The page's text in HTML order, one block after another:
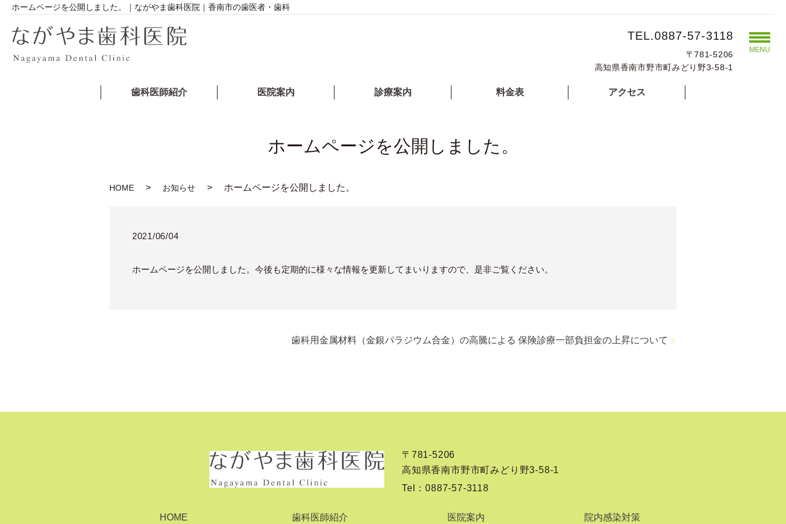
ホームページを公開しました。｜ながやま歯科医院｜香南市の歯医者・歯科
TEL.0887-57-3118
〒781-5206
高知県香南市野市町みどり野3-58-1
MENU
歯科医師紹介 医院案内 診療案内 料金表 アクセス
ホームページを公開しました。
HOME お知らせ ホームページを公開しました。
2021/06/04
ホームページを公開しました。今後も定期的に様々な情報を更新してまいりますので、是非ご覧ください。
歯科用金属材料（金銀パラジウム合金）の高騰による 保険診療一部負担金の上昇について
〒781-5206
高知県香南市野市町みどり野3-58-1
Tel：0887-57-3118
HOME 歯科医師紹介 医院案内 院内感染対策